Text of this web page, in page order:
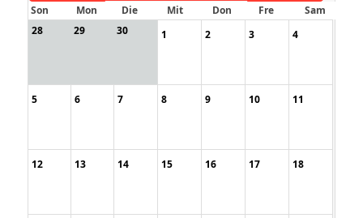
Son
Mon Die Mit Don Fre
Sam
28
29 30 1 2 3 4
5 6 7 8 9 10 11
12 13 14 15 16 17 18